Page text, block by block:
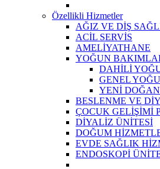
Özellikli Hizmetler
AĞIZ VE DİŞ
ACİL SERVİS
AMELİYATHANE
YOĞUN
DAHİLİ
GENEL
YENİ
BESLENME VE
ÇOCUK GELİŞİMİ
DİYALİZ ÜNİTESİ
DOĞUM
EVDE SAĞLIK
ENDOSKOPİ